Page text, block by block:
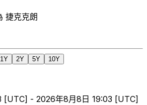
捷克克朗
1Y 2Y 5Y 10Y
[UTC] - 2026年8月8日 19:03 [UTC]